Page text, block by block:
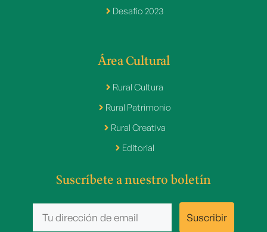
Desafio 2023
Área Cultural
Rural Cultura
Rural Patrimonio
Rural Creativa
Editorial
Suscríbete a nuestro boletín